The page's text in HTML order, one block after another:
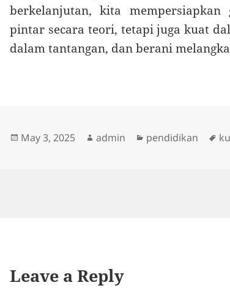
berkelanjutan, kita
pintar secara teori, tetapi juga kuat
dalam tantangan, dan berani
Posted
May 3, 2025 Author
admin Categories
pendidikan
Leave a Reply